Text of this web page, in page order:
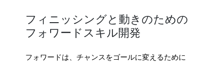
フィニッシングと動きのための
フォワードスキル開発
フォワードは、チャンスをゴールに変えるために